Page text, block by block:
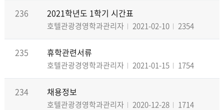
236 2021학년도 1학기 시간표
호텔관광경영학과관리자 2021-02-10 2354
235 휴학관련서류
호텔관광경영학과관리자 2021-01-15 1754
234 채용정보
호텔관광경영학과관리자 2020-12-28 1714